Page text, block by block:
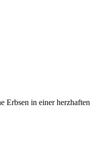
Erbsen in einer herzhaften